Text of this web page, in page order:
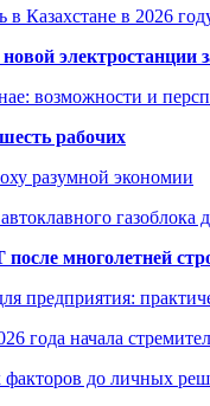
Казахстане в 2026
электростанции
возможности и
рабочих
разумной экономии
газоблока
многолетней
предприятия:
года начала
факторов до личных